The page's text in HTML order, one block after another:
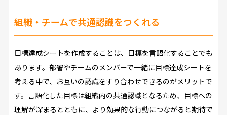
組織・チームで共通認識をつくれる
目標達成シートを作成することは、目標を言語化することでも
あります。部署やチームのメンバーで一緒に目標達成シートを
考える中で、お互いの認識をすり合わせできるのがメリットで
す。言語化した目標は組織内の共通認識となるため、目標への
理解が深まるとともに、より効果的な行動につながると期待で